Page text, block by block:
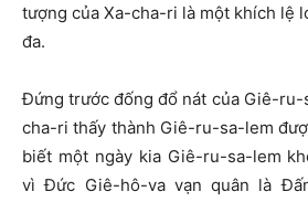
tượng của Xa-cha-ri là một khích lệ
đa.
Đứng trước đống đổ nát của Giê-ru-
cha-ri thấy thành Giê-ru-sa-lem
biết một ngày kia Giê-ru-sa-lem
vì Đức Giê-hô-va vạn quân là